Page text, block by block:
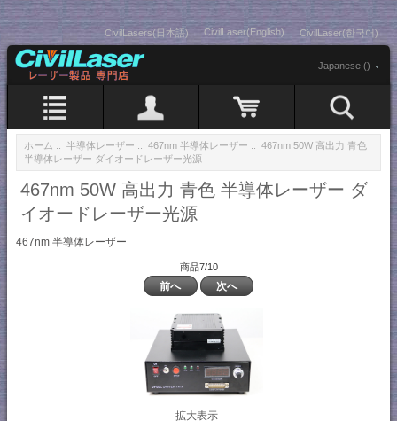
CivilLasers(日本語) CivilLaser(English) CivilLaser(한국어)
Japanese ()
ホーム :: 半導体レーザー :: 467nm 半導体レーザー :: 467nm 50W 高出力 青色
半導体レーザー ダイオードレーザー光源
467nm 50W 高出力 青色 半導体レーザー ダ
イオードレーザー光源
467nm 半導体レーザー
商品7/10
前へ 次へ
拡大表示